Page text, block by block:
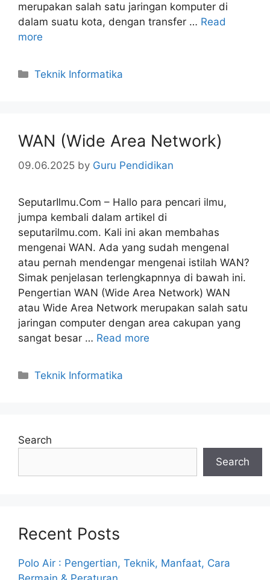
merupakan salah satu jaringan komputer di
dalam suatu kota, dengan transfer … Read
more
Categories
Teknik Informatika
WAN (Wide Area Network)
09.06.2025 by Guru Pendidikan
SeputarIlmu.Com – Hallo para pencari ilmu,
jumpa kembali dalam artikel di
seputarilmu.com. Kali ini akan membahas
mengenai WAN. Ada yang sudah mengenal
atau pernah mendengar mengenai istilah WAN?
Simak penjelasan terlengkapnnya di bawah ini.
Pengertian WAN (Wide Area Network) WAN
atau Wide Area Network merupakan salah satu
jaringan computer dengan area cakupan yang
sangat besar … Read more
Categories
Teknik Informatika
Search
Search
Recent Posts
Polo Air : Pengertian, Teknik, Manfaat, Cara